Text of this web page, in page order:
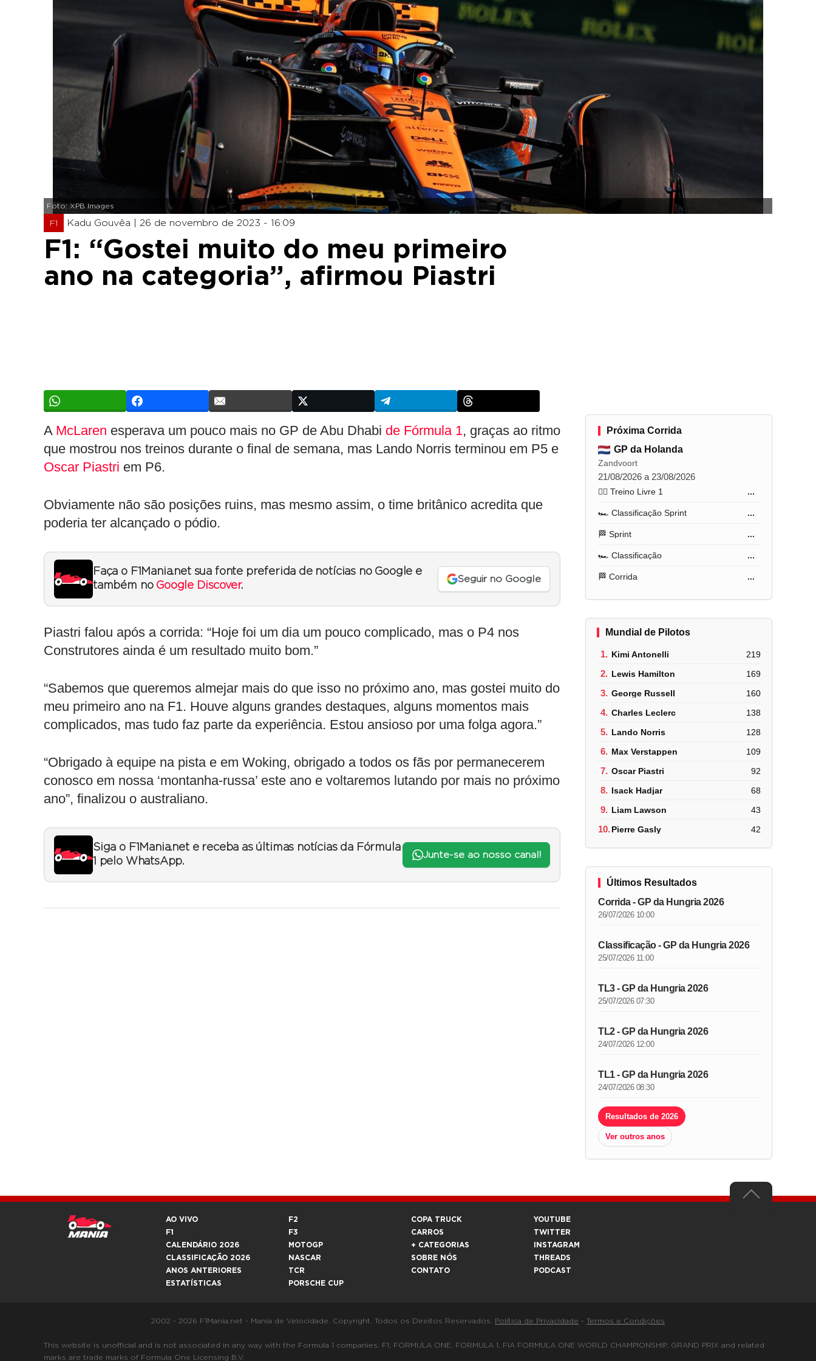
Foto: XPB Images
F1 Kadu Gouvêa | 26 de novembro de 2023 - 16:09
F1: “Gostei muito do meu primeiro
ano na categoria”, afirmou Piastri
A McLaren esperava um pouco mais no GP de Abu Dhabi de Fórmula 1, graças ao ritmo
que mostrou nos treinos durante o final de semana, mas Lando Norris terminou em P5 e
Oscar Piastri em P6.
Obviamente não são posições ruins, mas mesmo assim, o time britânico acredita que
poderia ter alcançado o pódio.
Faça o F1Mania.net sua fonte preferida de notícias no Google e
também no Google Discover.
Seguir no Google
Piastri falou após a corrida: “Hoje foi um dia um pouco complicado, mas o P4 nos
Construtores ainda é um resultado muito bom.”
“Sabemos que queremos almejar mais do que isso no próximo ano, mas gostei muito do
meu primeiro ano na F1. Houve alguns grandes destaques, alguns momentos mais
complicados, mas tudo faz parte da experiência. Estou ansioso por uma folga agora.”
“Obrigado à equipe na pista e em Woking, obrigado a todos os fãs por permanecerem
conosco em nossa ‘montanha-russa’ este ano e voltaremos lutando por mais no próximo
ano”, finalizou o australiano.
Siga o F1Mania.net e receba as últimas notícias da Fórmula
1 pelo WhatsApp.
Junte-se ao nosso canal!
Próxima Corrida
GP da Holanda
Zandvoort
21/08/2026 a 23/08/2026
🏋️‍♂️ Treino Livre 1 ...
🏎️ Classificação Sprint ...
🏁 Sprint ...
🏎️ Classificação ...
🏁 Corrida ...
Mundial de Pilotos
1. Kimi Antonelli 219
2. Lewis Hamilton 169
3. George Russell 160
4. Charles Leclerc 138
5. Lando Norris 128
6. Max Verstappen 109
7. Oscar Piastri 92
8. Isack Hadjar 68
9. Liam Lawson 43
10.Pierre Gasly 42
Últimos Resultados
Corrida - GP da Hungria 2026
26/07/2026 10:00
Classificação - GP da Hungria 2026
25/07/2026 11:00
TL3 - GP da Hungria 2026
25/07/2026 07:30
TL2 - GP da Hungria 2026
24/07/2026 12:00
TL1 - GP da Hungria 2026
24/07/2026 08:30
Resultados de 2026
Ver outros anos
AO VIVO
F1
CALENDÁRIO 2026
CLASSIFICAÇÃO 2026
ANOS ANTERIORES
ESTATÍSTICAS
F2
F3
MOTOGP
NASCAR
TCR
PORSCHE CUP
COPA TRUCK
CARROS
+ CATEGORIAS
SOBRE NÓS
CONTATO
YOUTUBE
TWITTER
INSTAGRAM
THREADS
PODCAST
2002 - 2026 F1Mania.net - Mania de Velocidade. Copyright. Todos os Direitos Reservados. Política de Privacidade - Termos e Condições
This website is unofficial and is not associated in any way with the Formula 1 companies. F1, FORMULA ONE, FORMULA 1, FIA FORMULA ONE WORLD CHAMPIONSHIP, GRAND PRIX and related
marks are trade marks of Formula One Licensing B.V.